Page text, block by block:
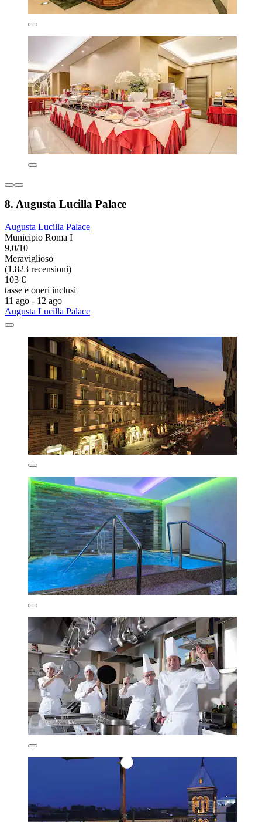
8. Augusta Lucilla Palace
Augusta Lucilla Palace
Municipio Roma I
9,0/10
Meraviglioso
(1.823 recensioni)
103 €
tasse e oneri inclusi
11 ago - 12 ago
Augusta Lucilla Palace